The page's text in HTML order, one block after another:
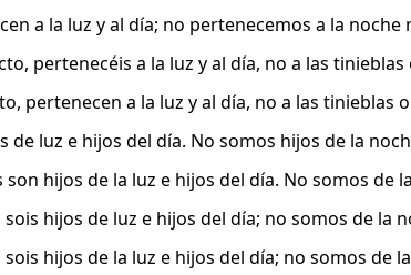
a la luz y al día; no pertenecemos a la noche
pertenecéis a la luz y al día, no a las tinieblas
pertenecen a la luz y al día, no a las tinieblas
de luz e hijos del día. No somos hijos de la
hijos de la luz e hijos del día. No somos de
hijos de luz e hijos del día; no somos de la
hijos de la luz e hijos del día; no somos de